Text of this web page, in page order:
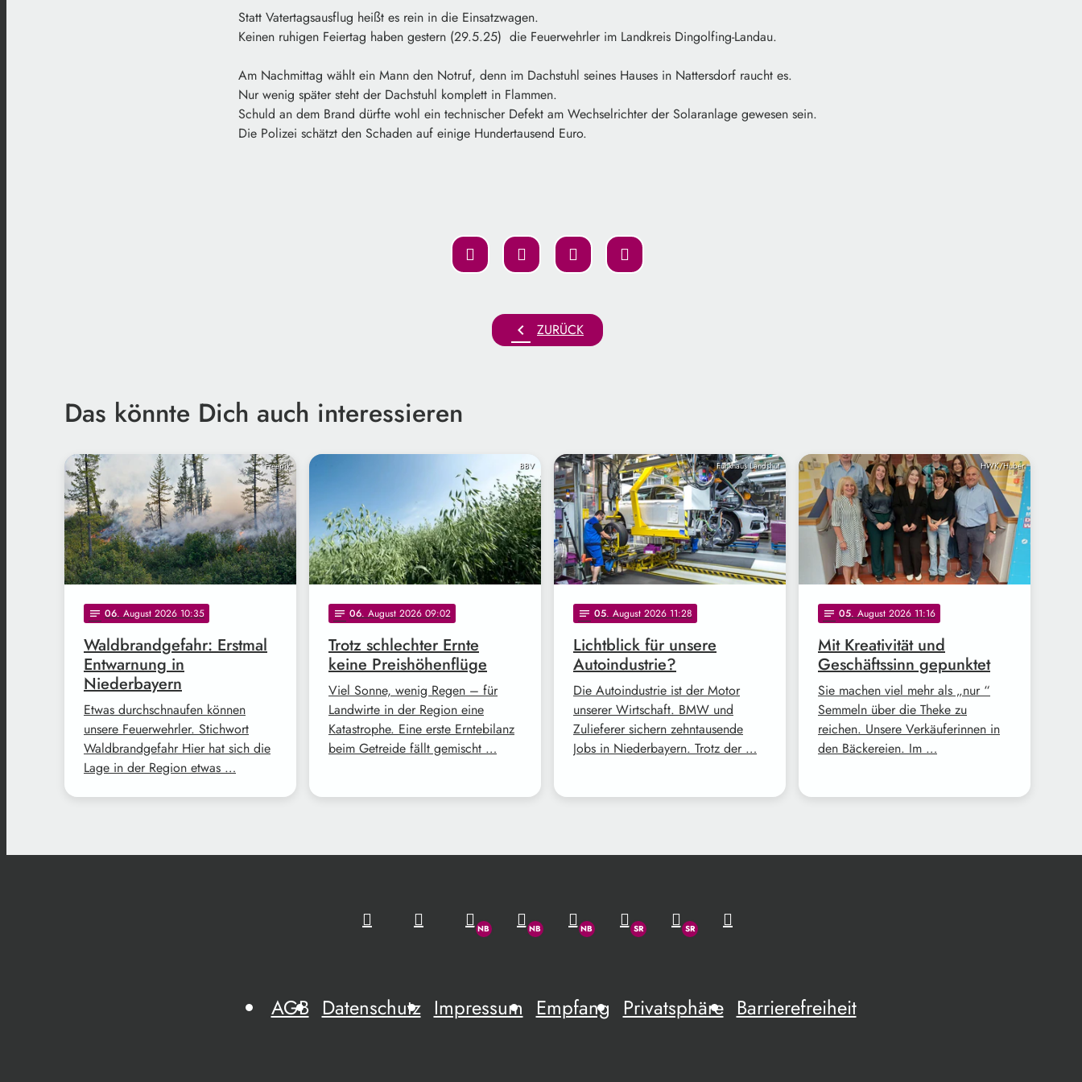
Statt Vatertagsausflug heißt es rein in die Einsatzwagen.
Keinen ruhigen Feiertag haben gestern (29.5.25) die Feuerwehrler im Landkreis Dingolfing-Landau.
Am Nachmittag wählt ein Mann den Notruf, denn im Dachstuhl seines Hauses in Nattersdorf raucht es.
Nur wenig später steht der Dachstuhl komplett in Flammen.
Schuld an dem Brand dürfte wohl ein technischer Defekt am Wechselrichter der Solaranlage gewesen sein.
Die Polizei schätzt den Schaden auf einige Hundertausend Euro.
chevron_left ZURÜCK
Das könnte Dich auch interessieren
Freepik
notes 06. August 2026 10:35
Waldbrandgefahr: Erstmal
Entwarnung in
Niederbayern
Etwas durchschnaufen können
unsere Feuerwehrler. Stichwort
Waldbrandgefahr Hier hat sich die
Lage in der Region etwas …
BBV
notes 06. August 2026 09:02
Trotz schlechter Ernte
keine Preishöhenflüge
Viel Sonne, wenig Regen – für
Landwirte in der Region eine
Katastrophe. Eine erste Erntebilanz
beim Getreide fällt gemischt …
Funkhaus Landshut
notes 05. August 2026 11:28
Lichtblick für unsere
Autoindustrie?
Die Autoindustrie ist der Motor
unserer Wirtschaft. BMW und
Zulieferer sichern zehntausende
Jobs in Niederbayern. Trotz der …
HWK/Huber
notes 05. August 2026 11:16
Mit Kreativität und
Geschäftssinn gepunktet
Sie machen viel mehr als „nur “
Semmeln über die Theke zu
reichen. Unsere Verkäuferinnen in
den Bäckereien. Im …
AGB Datenschutz Impressum Empfang Privatsphäre Barrierefreiheit